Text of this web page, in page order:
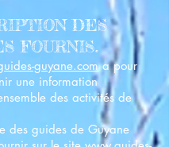
DES
FOURNIS.
guyane.coma pour
une information
des activités de
des guides de Guyane